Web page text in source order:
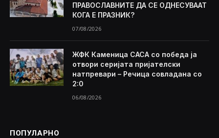
ПРАВОСЛАВНИТЕ ДА СЕ ОДНЕСУВААТ
КОГА Е ПРАЗНИК?
07/08/2026
ЖФК Каменица САСА со победа ја
отвори серијата пријателски
натпревари – Речица совладана со
2:0
06/08/2026
ПОПУЛАРНО